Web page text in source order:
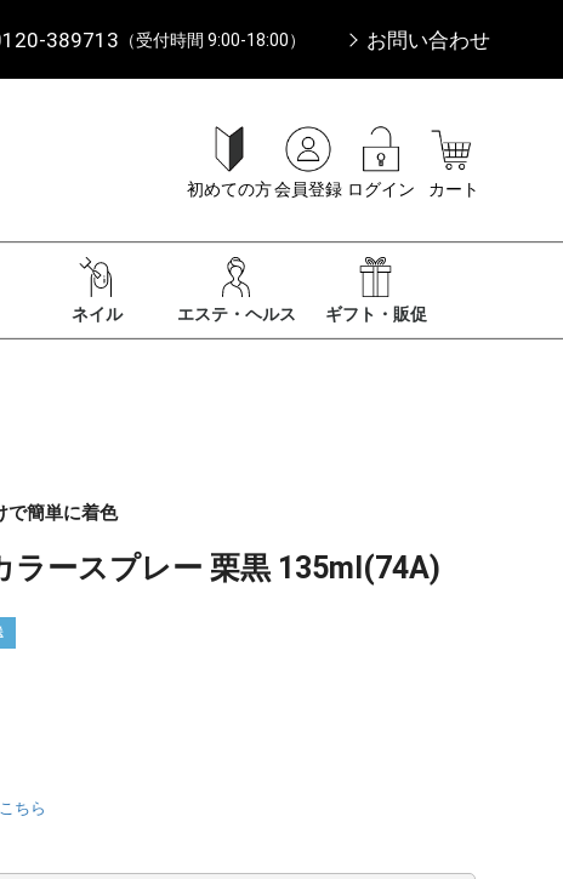
389713 （受付時間 9:00-18:00） お問い合わせ
初めての方会員登録 ログイン カート
ネイル エステ・ヘルス ギフト・販促
で簡単に着色
ラースプレー 栗黒 135ml(74A)
ちら